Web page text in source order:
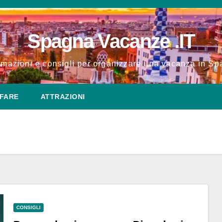
Spagna Vacanze .IT
e consigli per organizzare una vacanza in
ATTRAZIONI
CONSIGLI